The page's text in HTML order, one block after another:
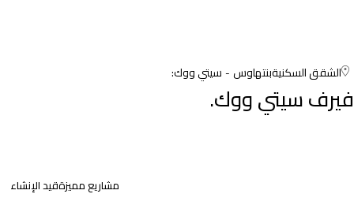
الشقق السكنيةبنتهاوس سيتي ووك:
فيرف سيتي ووك.
مشاريع مميزةقيد الإنشاء